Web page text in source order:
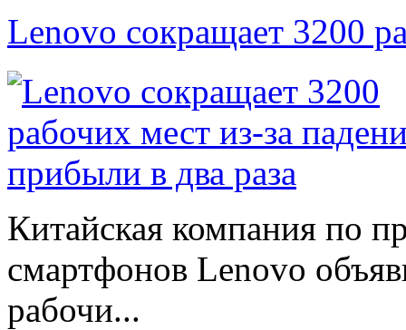
Lenovo сокращает 3200
Китайская компания по
смартфонов Lenovo
рабочи...